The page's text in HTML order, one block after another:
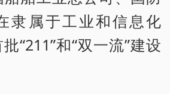
隶属于工业和信息化
“211”和“双一流”建设